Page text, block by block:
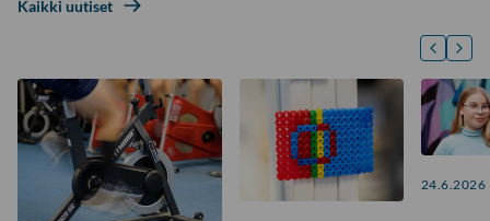
Kaikki uutiset
24.6.2026